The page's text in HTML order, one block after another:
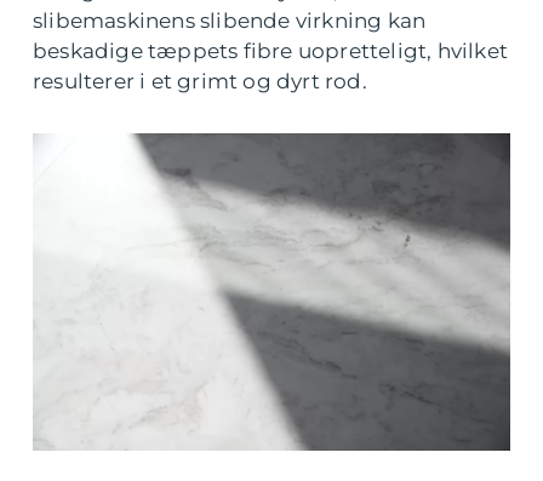
slibemaskinens slibende virkning kan
beskadige tæppets fibre uopretteligt, hvilket
resulterer i et grimt og dyrt rod.